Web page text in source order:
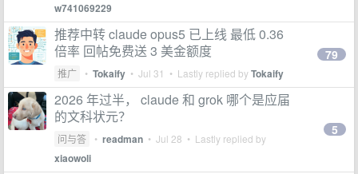
w741069229
推荐中转 claude opus5 已上线 最低 0.36
倍率 回帖免费送 3 美金额度
推广 • Tokaify • Jul 31 • Lastly replied byTokaify
79
2026 年过半， claude 和 grok 哪个是应届
的文科状元？
问与答 • readman • Jul 28 • Lastly replied by
xiaowoli
5